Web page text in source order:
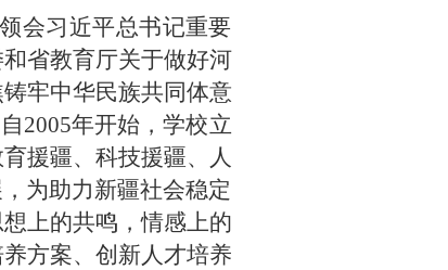
会习近平总书记重要
省教育厅关于做好河
牢中华民族共同体意
2005年开始，学校立
援疆、科技援疆、人
为助力新疆社会稳定
上的共鸣，情感上的
方案、创新人才培养